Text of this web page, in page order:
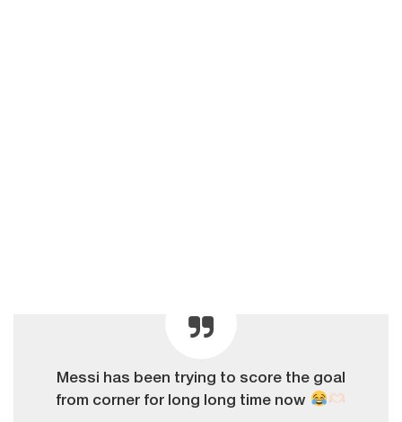
Messi has been trying to score the goal
from corner for long long time now